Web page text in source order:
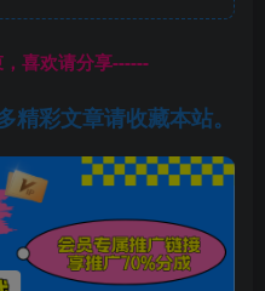
喜欢请分享------
精彩文章请收藏本站。